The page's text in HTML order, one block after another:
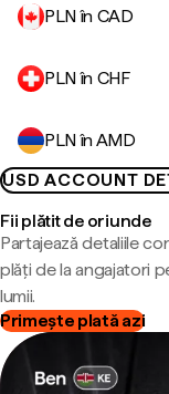
PLN în CAD
PLN în CHF
PLN în AMD
USD ACCOUNT
Fii plătit de oriunde
Partajează detaliile
plăți de la angajatori
lumii.
Primește plată azi